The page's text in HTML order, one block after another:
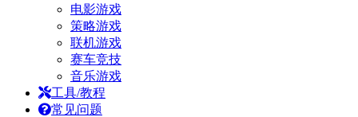
电影游戏
策略游戏
联机游戏
赛车竞技
音乐游戏
工具/教程
常见问题